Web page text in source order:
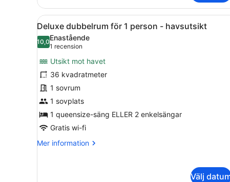
rum
(extra
bed)
Öppna
alla
foton
Deluxe
dubbelrum
för
1
person
-
havsutsikt
1 sovrum, sängtillbehör av
3
Deluxe dubbelrum för 1 person - havsutsikt
10,010,0 av 10
Enastående
1 recension
(1 recension)
Utsikt mot havet
36 kvadratmeter
1 sovrum
1 sovplats
1 queensize-säng ELLER 2 enkelsängar
Gratis wi-fi
Mer information
Mer
Välj